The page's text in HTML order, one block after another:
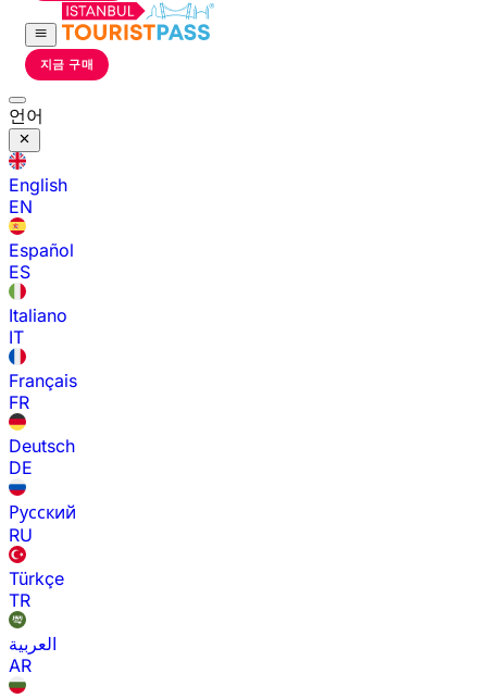
지금 구매
언어
English
EN
Español
ES
Italiano
IT
Français
FR
Deutsch
DE
Русский
RU
Türkçe
TR
العربية
AR